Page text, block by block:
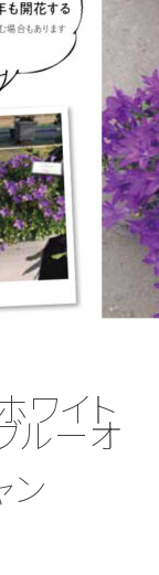
ワイト
ルーオ
ン